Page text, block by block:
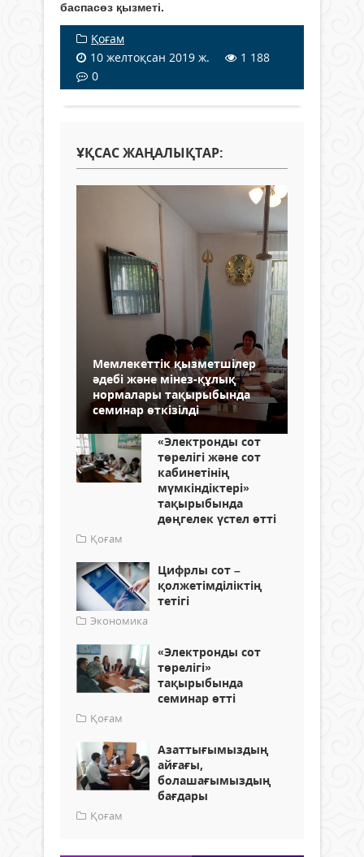
баспасөз қызметі.
Қоғам
10 желтоқсан 2019 ж.
1 188
0
ҰҚСАС ЖАҢАЛЫҚТАР:
Мемлекеттік қызметшілер
әдебі және мінез-құлық
нормалары тақырыбында
семинар өткізілді
«Электронды сот
төрелігі және сот
кабинетінің
мүмкіндіктері»
тақырыбында
дөңгелек үстел өтті
Қоғам
Цифрлы сот –
қолжетімділіктің
тетігі
Экономика
«Электронды сот
төрелігі»
тақырыбында
семинар өтті
Қоғам
Азаттығымыздың
айғағы,
болашағымыздың
бағдары
Қоғам